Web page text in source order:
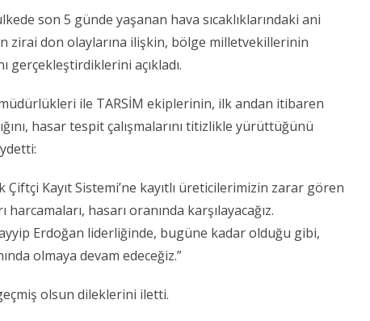
son 5 günde yaşanan hava sıcaklıklarındaki ani
zirai don olaylarına ilişkin, bölge milletvekillerinin
gerçekleştirdiklerini açıkladı.
ile TARSİM ekiplerinin, ilk andan itibaren
hasar tespit çalışmalarını titizlikle yürüttüğünü
Kayıt Sistemi’ne kayıtlı üreticilerimizin zarar gören
hasarı oranında karşılayacağız.
Erdoğan liderliğinde, bugüne kadar olduğu gibi,
olmaya devam edeceğiz.”
olsun dileklerini iletti.